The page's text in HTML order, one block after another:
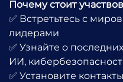
Почему стоит
✅ Встретьтесь с
лидерами
✅ Узнайте о
ИИ,
✅ Установите